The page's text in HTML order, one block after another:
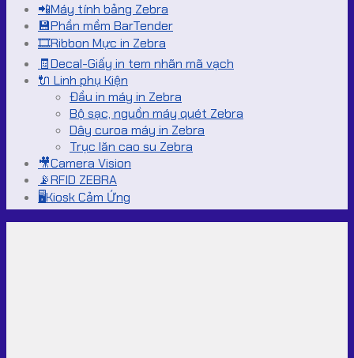
📲Máy tính bảng Zebra
💾Phần mềm BarTender
🎞️Ribbon Mực in Zebra
🧾Decal-Giấy in tem nhãn mã vạch
🔌 Linh phụ Kiện
Đầu in máy in Zebra
Bộ sạc, nguồn máy quét Zebra
Dây curoa máy in Zebra
Trục lăn cao su Zebra
🎥Camera Vision
📡RFID ZEBRA
🖥️Kiosk Cảm Ứng